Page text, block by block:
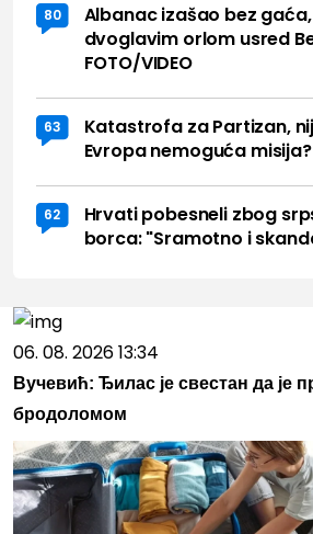
80
Albanac izašao bez
dvoglavim orlom usred
FOTO/VIDEO
63
Katastrofa za Partizan,
Evropa nemoguća misija?
62
Hrvati pobesneli zbog
borca: "Sramotno i
06. 08. 2026 13:34
Вучевић: Ђилас је свестан да је
бродоломом